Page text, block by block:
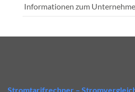
Informationen zum
Stromtarifrechner –